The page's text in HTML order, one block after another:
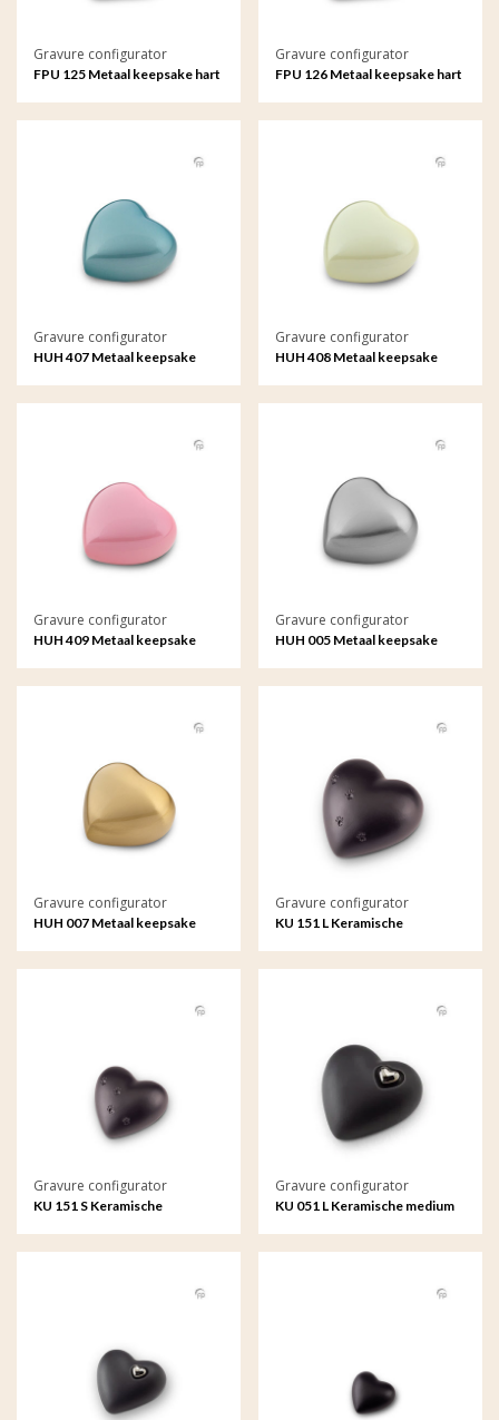
Gravure configurator
FPU 125 Metaal keepsake hart
Gravure configurator
FPU 126 Metaal keepsake hart
Gravure configurator
HUH 407 Metaal keepsake
Gravure configurator
HUH 408 Metaal keepsake
Gravure configurator
HUH 409 Metaal keepsake
Gravure configurator
HUH 005 Metaal keepsake
Gravure configurator
HUH 007 Metaal keepsake
Gravure configurator
KU 151 L Keramische
gravure
Gravure configurator
KU 151 S Keramische
gravure
Gravure configurator
KU 051 L Keramische medium